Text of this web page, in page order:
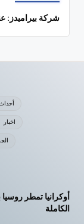
شركة بيراميدز:
اخبار
أوكرانيا تمطر
الكاملة